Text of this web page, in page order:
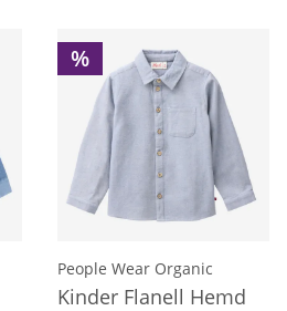
%
People Wear Organic
Kinder Flanell Hemd